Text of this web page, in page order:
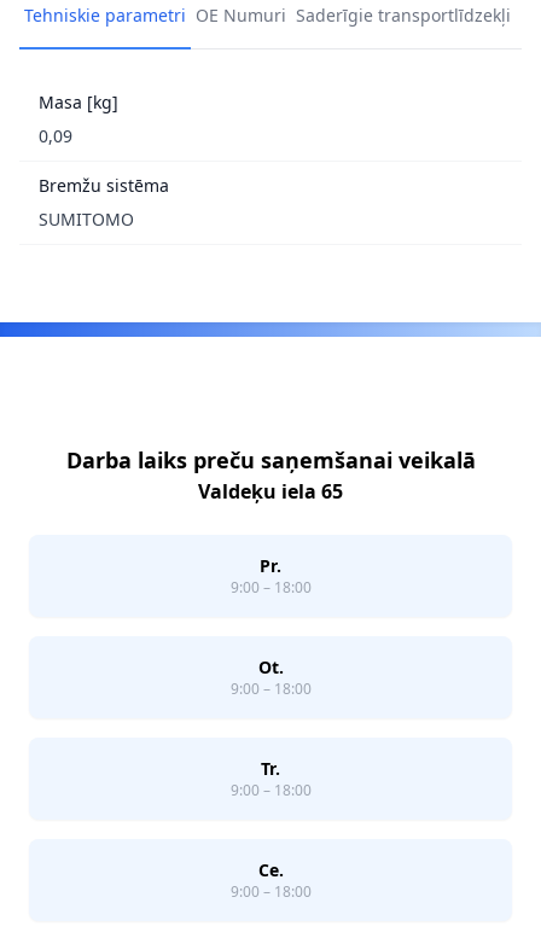
Tehniskie parametri OE Numuri Saderīgie transportlīdzekļi
Masa [kg]
0,09
Bremžu sistēma
SUMITOMO
Darba laiks preču saņemšanai veikalā
Valdeķu iela 65
Pr.
9:00 – 18:00
Ot.
9:00 – 18:00
Tr.
9:00 – 18:00
Ce.
9:00 – 18:00